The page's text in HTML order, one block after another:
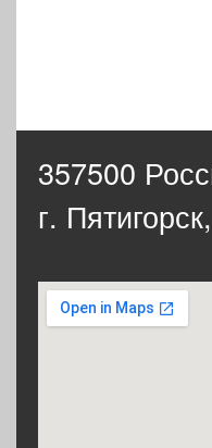
357500
г.